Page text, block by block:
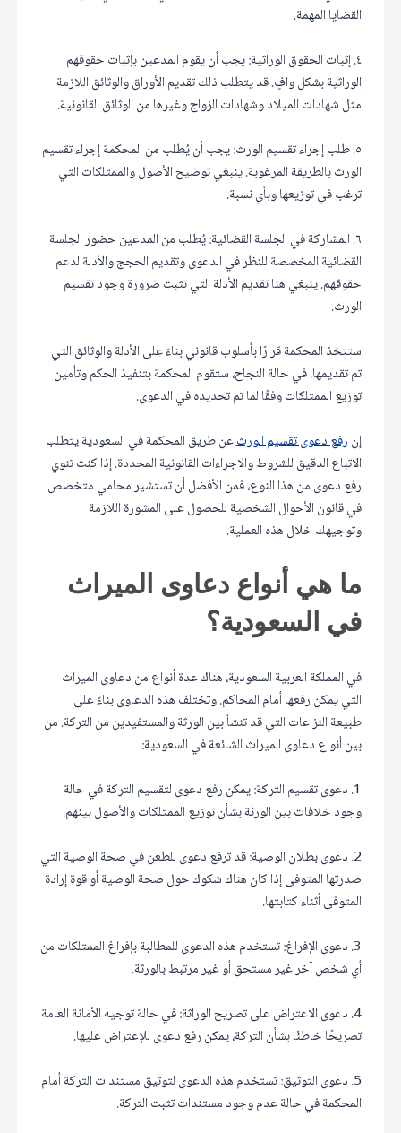
القضايا المهمة.
٤. إثبات الحقوق الوراثية: يجب أن يقوم المدعين بإثبات حقوقهم
الوراثية بشكل وافٍ. قد يتطلب ذلك تقديم الأوراق والوثائق اللازمة
مثل شهادات الميلاد وشهادات الزواج وغيرها من الوثائق القانونية.
٥. طلب إجراء تقسيم الورث: يجب أن يُطلب من المحكمة إجراء تقسيم
الورث بالطريقة المرغوبة. ينبغي توضيح الأصول والممتلكات التي
ترغب في توزيعها وبأي نسبة.
٦. المشاركة في الجلسة القضائية: يُطلب من المدعين حضور الجلسة
القضائية المخصصة للنظر في الدعوى وتقديم الحجج والأدلة لدعم
حقوقهم. ينبغي هنا تقديم الأدلة التي تثبت ضرورة وجود تقسيم
الورث.
ستتخذ المحكمة قرارًا بأسلوب قانوني بناءً على الأدلة والوثائق التي
تم تقديمها. في حالة النجاح، ستقوم المحكمة بتنفيذ الحكم وتأمين
توزيع الممتلكات وفقًا لما تم تحديده في الدعوى.
إنرفع دعوى تقسيم الورثعن طريق المحكمة في السعودية يتطلب
الاتباع الدقيق للشروط والاجراءات القانونية المحددة. إذا كنت تنوي
رفع دعوى من هذا النوع، فمن الأفضل أن تستشير محامي متخصص
في قانون الأحوال الشخصية للحصول على المشورة اللازمة
وتوجيهك خلال هذه العملية.
ما هي أنواع دعاوى الميراث
في السعودية؟
في المملكة العربية السعودية، هناك عدة أنواع من دعاوى الميراث
التي يمكن رفعها أمام المحاكم. وتختلف هذه الدعاوى بناءً على
طبيعة النزاعات التي قد تنشأ بين الورثة والمستفيدين من التركة. من
بين أنواع دعاوى الميراث الشائعة في السعودية:
1. دعوى تقسيم التركة: يمكن رفع دعوى لتقسيم التركة في حالة
وجود خلافات بين الورثة بشأن توزيع الممتلكات والأصول بينهم.
2. دعوى بطلان الوصية: قد ترفع دعوى للطعن في صحة الوصية التي
صدرتها المتوفى إذا كان هناك شكوك حول صحة الوصية أو قوة إرادة
المتوفى أثناء كتابتها.
3. دعوى الإفراغ: تستخدم هذه الدعوى للمطالبة بإفراغ الممتلكات من
أي شخص آخر غير مستحق أو غير مرتبط بالورثة.
4. دعوى الاعتراض على تصريح الوراثة: في حالة توجيه الأمانة العامة
تصريحًا خاطئًا بشأن التركة، يمكن رفع دعوى للإعتراض عليها.
5. دعوى التوثيق: تستخدم هذه الدعوى لتوثيق مستندات التركة أمام
المحكمة في حالة عدم وجود مستندات تثبت التركة.